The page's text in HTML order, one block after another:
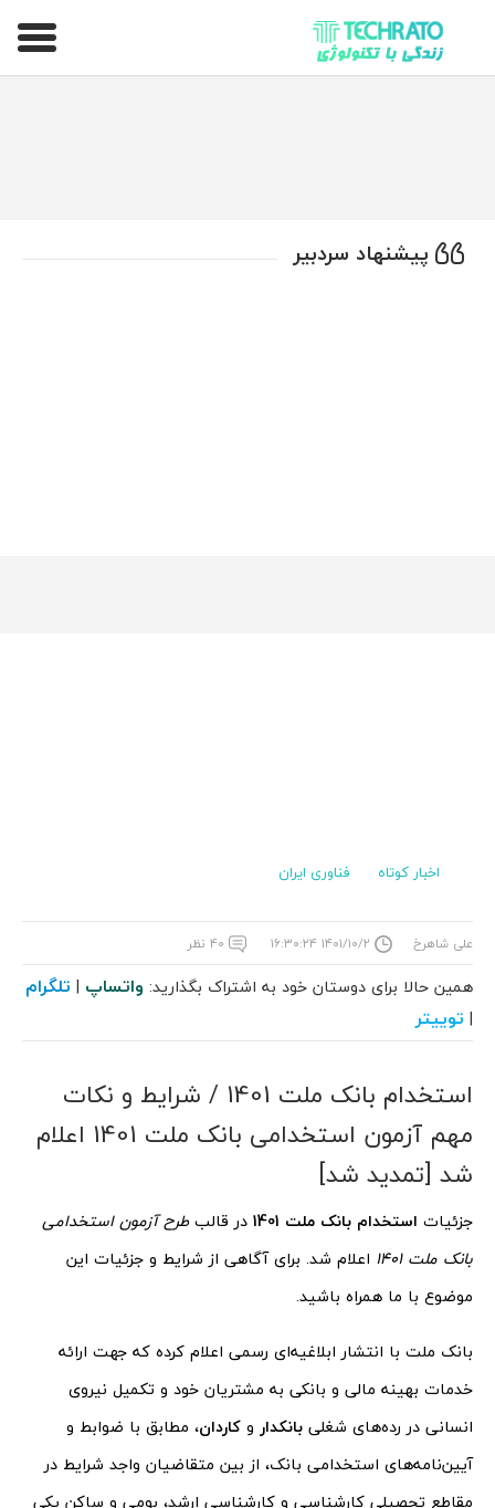
تکراتو – زندگی با تکنولوژی
پیشنهاد سردبیر
اخبار کوتاه فناوری ایران
علی شاهرخ ۱۴۰۱/۱۰/۲ ۱۶:۳۰:۲۴ ۴۰ نظر
همین حالا برای دوستان خود به اشتراک بگذارید: واتساپ | تلگرام
| توییتر
استخدام بانک ملت 1401 / شرایط و نکات
مهم آزمون استخدامی بانک ملت 1401 اعلام
شد [تمدید شد]
جزئیات استخدام بانک ملت 1401 در قالبطرح آزمون استخدامی
بانک ملت 1401
اعلام شد. برای آگاهی از شرایط و جزئیات این
موضوع با ما همراه باشید.
بانک ملت با انتشار ابلاغیه‌ای رسمی اعلام کرده که جهت ارائه
خدمات بهینه مالی و بانکی به مشتریان خود و تکمیل نیروی
انسانی در رده‌های شغلی بانکدار و کاردان، مطابق با ضوابط و
آیین‌نامه‌های استخدامی بانک، از بین متقاضیان واجد شرایط در
مقاطع تحصیلی کارشناسی و کارشناسی ارشد، بومی و ساکن یکی